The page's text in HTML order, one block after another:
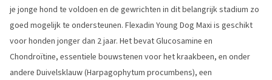
je jonge hond te voldoen en de gewrichten in dit belangrijk stadium zo
goed mogelijk te ondersteunen. Flexadin Young Dog Maxi is geschikt
voor honden jonger dan 2 jaar. Het bevat Glucosamine en
Chondroïtine, essentiele bouwstenen voor het kraakbeen, en onder
andere Duivelsklauw (Harpagophytum procumbens), een